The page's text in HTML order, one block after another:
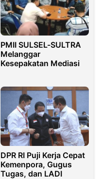
PMII SULSEL-SULTRA
Melanggar
Kesepakatan Mediasi
DPR RI Puji Kerja Cepat
Kemenpora, Gugus
Tugas, dan LADI